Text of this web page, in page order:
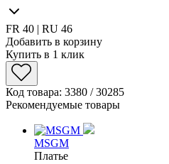
FR 40 | RU 46
Добавить в корзину
Купить в 1 клик
Код товара: 3380 / 30285
Рекомендуемые товары
MSGM
Платье